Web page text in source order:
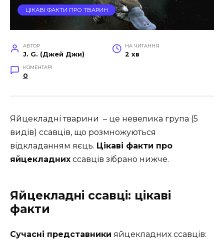
ЦІКАВІ ФАКТИ ПРО ТВАРИН
АВТОР
J. G. (Джей Джи)
НА ЧИТАННЯ
2 хв
КОМЕНТАРІ
0
Яйцекладні тварини – це невелика група (5
видів) ссавців, що розмножуються
відкладанням яєць. Цікаві факти про
яйцекладних ссавців зібрано нижче.
Яйцекладні ссавці: цікаві
факти
Сучасні представники яйцекладних ссавців: